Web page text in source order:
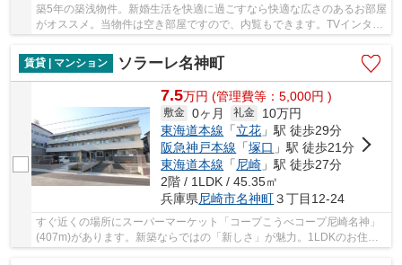
築5年の築浅物件。新婚生活を快適に過ごすなら快適な広さのあるお部屋
がオススメ。当物件は空き部屋ですので、内覧もできます。TVインター
賃貸 | マンション
ソラーレ名神町
7.5万円 (管理費等：5,000円 )
敷金 0ヶ月 礼金
10万円
東海道本線 「立花 」駅 徒歩29分
阪急神戸本線 「塚口 」駅 徒歩21分
東海道本線 「 尼崎 」駅 徒歩27分
2階 / 1LDK / 45.35㎡
兵庫県尼崎市名神町３丁目12-24
すぐ近くの場所にスーパーマーケット「コープこうべコープ尼崎名神」
(407m)があります。新築ならではの「新しさ」が魅力。1LDKのお住ま
いなら、快適で落ち着いた暮らしができます。駐...